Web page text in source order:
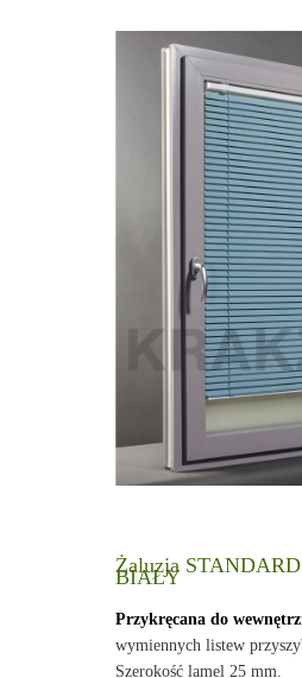
Żaluzja
BIAŁY
Przykręcana do
wymiennych listew
Szerokość lamel 25 mm.